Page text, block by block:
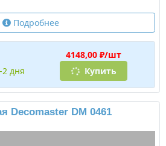
Подробнее
4148,00 ₽/шт
1-2 дня
Купить
Decomaster DM 0461